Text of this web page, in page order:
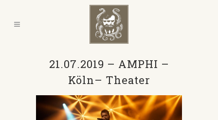
21.07.2019 – AMPHI –
Köln– Theater